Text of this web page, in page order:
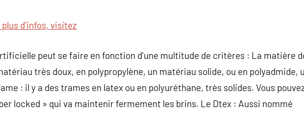
plus d’infos, visitez
peut se faire en fonction d’une multitude de critères : La matière
très doux, en polypropylène, un matériau solide, ou en polyadmide,
: il y a des trames en latex ou en polyuréthane, très solides. Vous
locked » qui va maintenir fermement les brins. Le Dtex : Aussi nommé